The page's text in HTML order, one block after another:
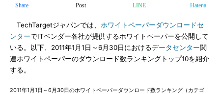
Share Post LINE Hatena
TechTargetジャパンでは、 ホワイトペーパーダウンロードセ
ンターでITベンダー各社が提供するホワイトペーパーを公開して
いる。以下、2011年1月1日～6月30日におけるデータセンター関
連ホワイトペーパーのダウンロード数ランキングトップ10を紹介
する。
2011年1月1日～6月30日のホワイトペーパーダウンロード数ランキング（カテゴ